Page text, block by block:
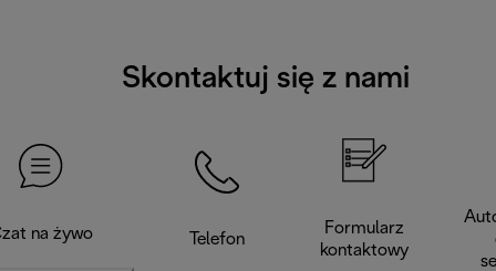
Skontaktuj się z nami
na żywo Telefon
Formularz
kontaktowy